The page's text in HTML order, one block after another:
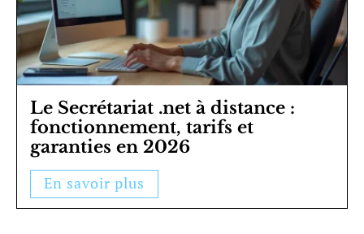
Le Secrétariat .net à distance :
fonctionnement, tarifs et
garanties en 2026
En savoir plus